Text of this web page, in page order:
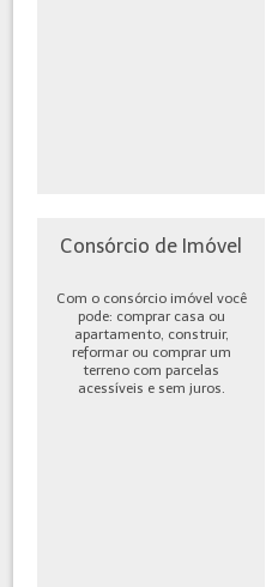
Consórcio de Imóvel
Com o consórcio imóvel você
pode: comprar casa ou
apartamento, construir,
reformar ou comprar um
terreno com parcelas
acessíveis e sem juros.